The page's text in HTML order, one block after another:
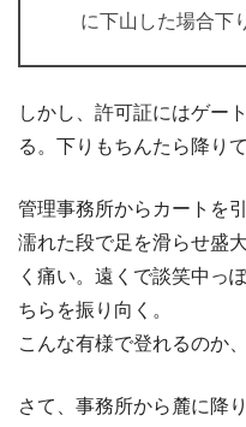
に下山した場合下
しかし、許可証にはゲー
る。下りもちんたら降り
管理事務所からカートを
濡れた段で足を滑らせ盛
く痛い。遠くで談笑中っ
ちらを振り向く。
こんな有様で登れるのか
さて、事務所から麓に降